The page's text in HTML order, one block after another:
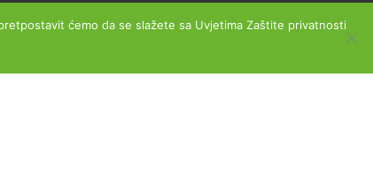
ćemo da se slažete sa Uvjetima Zaštite privatnosti